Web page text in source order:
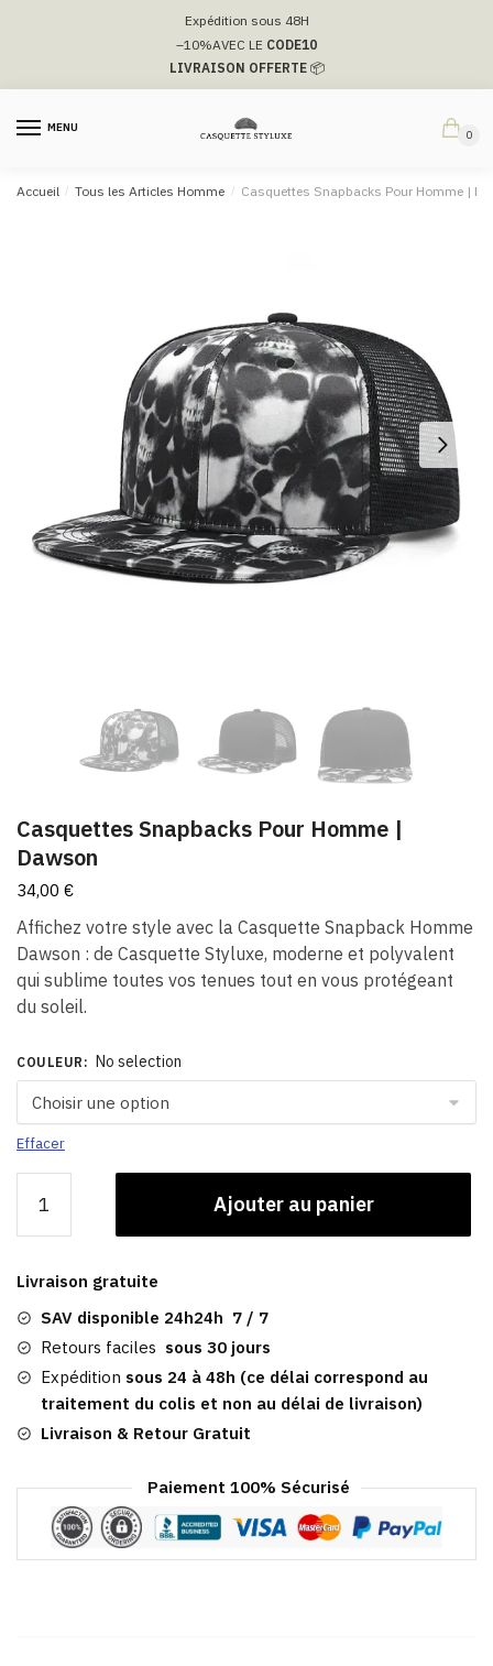
navigation
Expédition sous 48H
–10%AVEC LE CODE10
LIVRAISON OFFERTE📦
MENU
0
Accueil / Tous les Articles Homme / Casquettes Snapbacks Pour Homme​ |
Casquettes Snapbacks Pour Homme​ |
Dawson
34,00 €
Affichez votre style avec la Casquette Snapback Homme
Dawson : de Casquette Styluxe, moderne et polyvalent
qui sublime toutes vos tenues tout en vous protégeant
du soleil.
COULEUR : No selection
Effacer
Casquettes
Pour
Homme​
|
Dawson
Ajouter au panier
Livraison gratuite
SAV disponible 24h24h 7 / 7
Retours faciles sous 30 jours
Expédition sous 24 à 48h (ce délai correspond au
traitement du colis et non au délai de livraison)
Livraison & Retour Gratuit
Paiement 100% Sécurisé